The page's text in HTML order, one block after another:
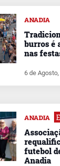
ANADIA
burros é
nas
6 de
ANADIA
futebol
Anadia